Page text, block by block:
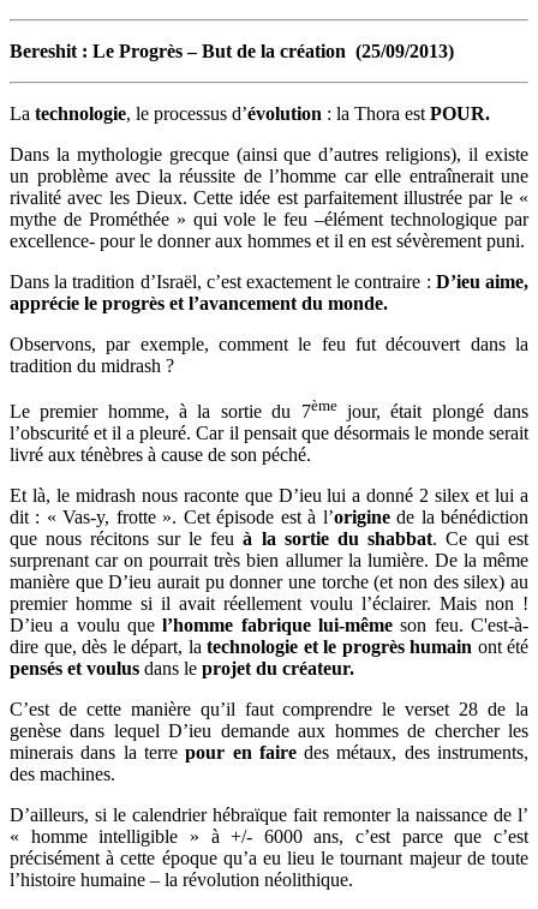
Bereshit : Le Progrès – But de la création (25/09/2013)
La technologie, le processus d’évolution : la Thora est POUR.
Dans la mythologie grecque (ainsi que d’autres religions), il existe
un problème avec la réussite de l’homme car elle entraînerait une
rivalité avec les Dieux. Cette idée est parfaitement illustrée par le «
mythe de Prométhée » qui vole le feu –élément technologique par
excellence- pour le donner aux hommes et il en est sévèrement puni.
Dans la tradition d’Israël, c’est exactement le contraire : D’ieu aime,
apprécie le progrès et l’avancement du monde.
Observons, par exemple, comment le feu fut découvert dans la
tradition du midrash ?
Le premier homme, à la sortie du 7èmejour, était plongé dans
l’obscurité et il a pleuré. Car il pensait que désormais le monde serait
livré aux ténèbres à cause de son péché.
Et là, le midrash nous raconte que D’ieu lui a donné 2 silex et lui a
dit : « Vas-y, frotte ». Cet épisode est à l’originede la bénédiction
que nous récitons sur le feuà la sortie du shabbat. Ce qui est
surprenant car on pourrait très bien allumer la lumière. De la même
manière que D’ieu aurait pu donner une torche (et non des silex) au
premier homme si il avait réellement voulu l’éclairer. Mais non !
D’ieu a voulu quel’homme fabrique lui-même son feu. C'est-à-
dire que, dès le départ, la technologie et le progrès humain ont été
pensés et voulus dans le projet du créateur.
C’est de cette manière qu’il faut comprendre le verset 28 de la
genèse dans lequel D’ieu demande aux hommes de chercher les
minerais dans la terrepour en fairedes métaux, des instruments,
des machines.
D’ailleurs, si le calendrier hébraïque fait remonter la naissance de l’
« homme intelligible » à +/- 6000 ans, c’est parce que c’est
précisément à cette époque qu’a eu lieu le tournant majeur de toute
l’histoire humaine – la révolution néolithique.